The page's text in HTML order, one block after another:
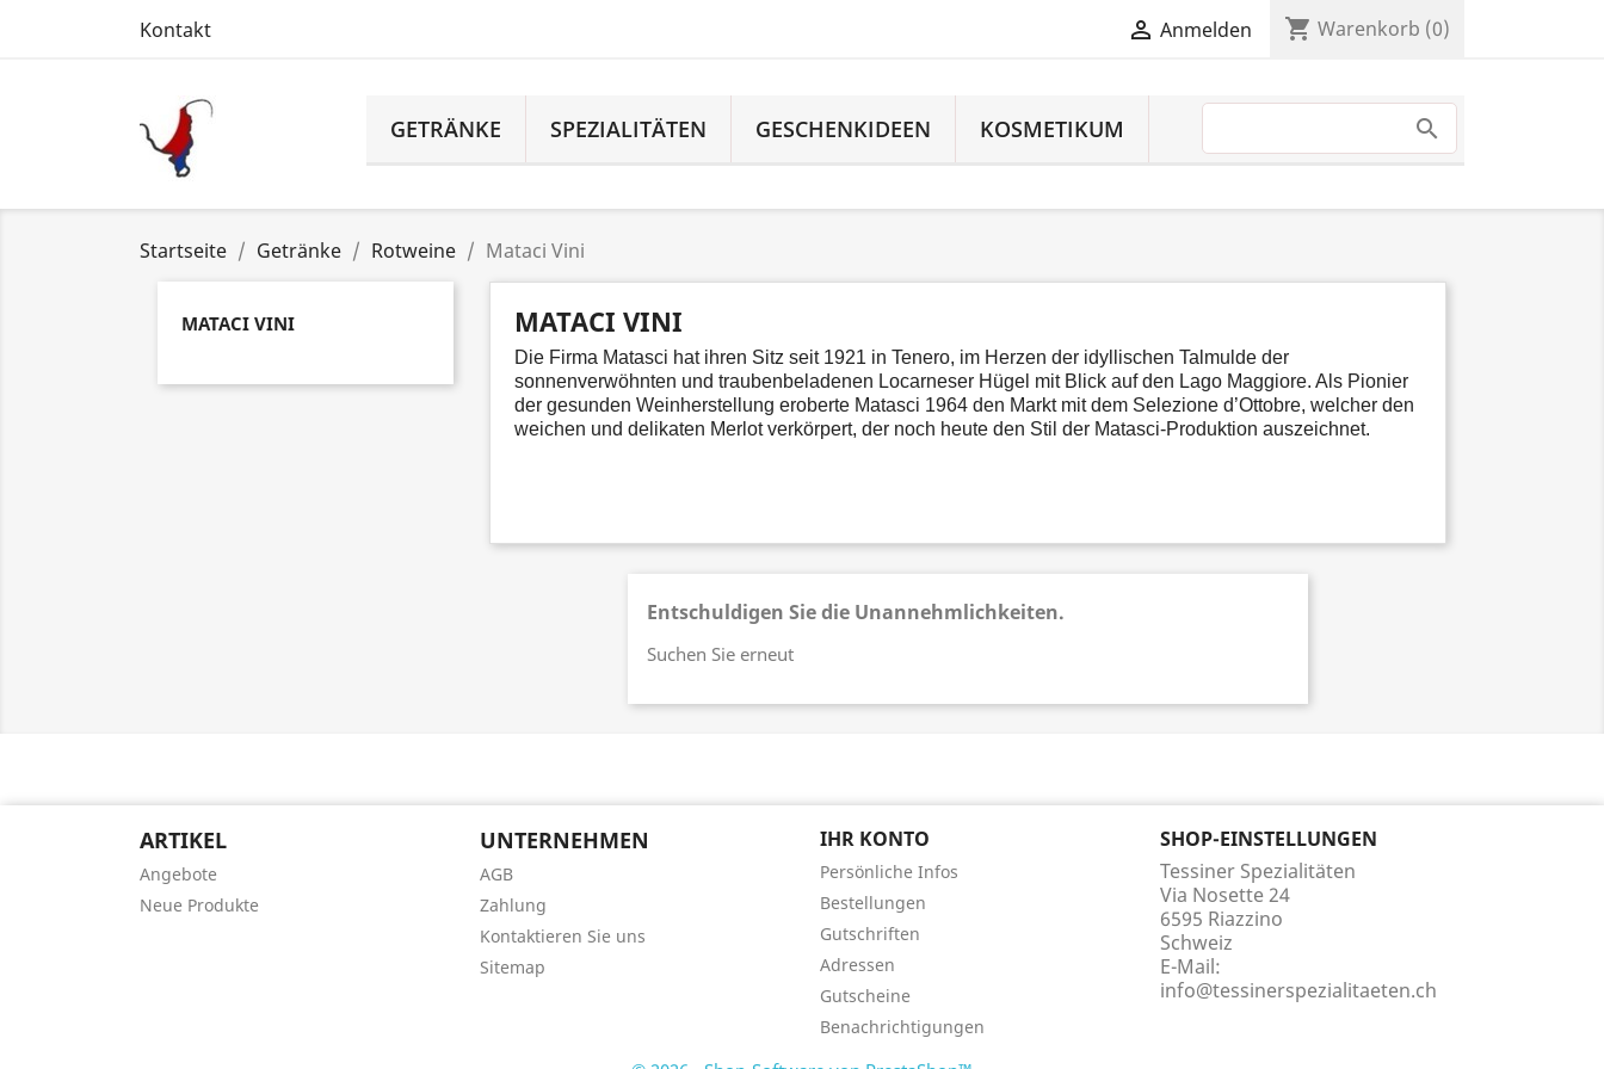
Kontakt  Anmelden shopping_cart Warenkorb (0)
GETRÄNKE SPEZIALITÄTEN GESCHENKIDEEN KOSMETIKUM
Startseite Getränke Rotweine Mataci Vini
MATACI VINI MATACI VINI
Die Firma Matasci hat ihren Sitz seit 1921 in Tenero, im Herzen der idyllischen Talmulde der
sonnenverwöhnten und traubenbeladenen Locarneser Hügel mit Blick auf den Lago Maggiore. Als Pionier
der gesunden Weinherstellung eroberte Matasci 1964 den Markt mit dem Selezione d’Ottobre, welcher den
weichen und delikaten Merlot verkörpert, der noch heute den Stil der Matasci-Produktion auszeichnet.
Entschuldigen Sie die Unannehmlichkeiten.
Suchen Sie erneut
ARTIKEL
Angebote
Neue Produkte
UNTERNEHMEN
AGB
Zahlung
Kontaktieren Sie uns
Sitemap
IHR KONTO
Persönliche Infos
Bestellungen
Gutschriften
Adressen
Gutscheine
Benachrichtigungen
SHOP-EINSTELLUNGEN
Tessiner Spezialitäten
Via Nosette 24
6595 Riazzino
Schweiz
E-Mail:
info@tessinerspezialitaeten.ch